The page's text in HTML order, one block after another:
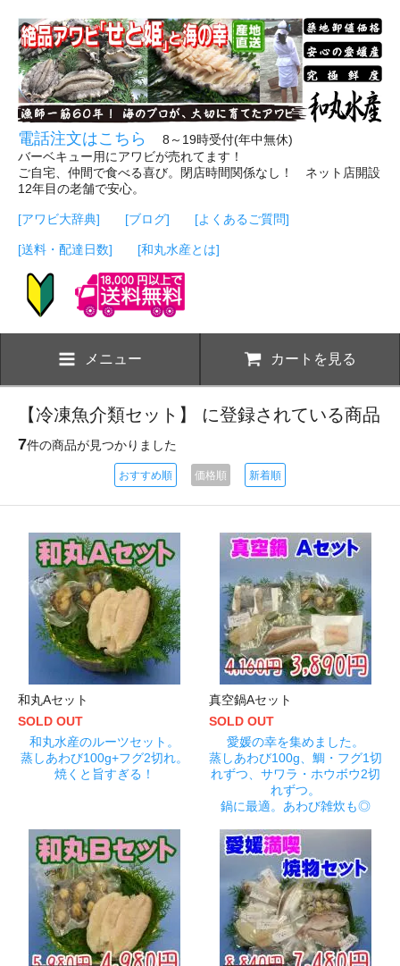
電話注文はこちら
8～19時受付(年中無休)
バーベキュー用にアワビが売れてます！
ご自宅、仲間で食べる喜び。閉店時間関係なし！ ネット店開設
12年目の老舗で安心。
[アワビ大辞典] [ブログ] [よくあるご質問]
[送料・配達日数] [和丸水産とは]
メニュー カートを見る
【冷凍魚介類セット】 に登録されている商品
7件の商品が見つかりました
おすすめ順 価格順 新着順
和丸Aセット
SOLD OUT
和丸水産のルーツセット。
蒸しあわび100g+フグ2切れ。
焼くと旨すぎる！
真空鍋Aセット
SOLD OUT
愛媛の幸を集めました。
蒸しあわび100g、鯛・フグ1切
れずつ、サワラ・ホウボウ2切
れずつ。
鍋に最適。あわび雑炊も◎